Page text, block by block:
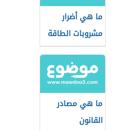
ما هي أضرار
مشروبات الطاقة
ما هي مصادر
القانون